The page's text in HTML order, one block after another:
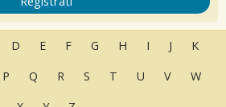
D E F G H I J
K
P Q R S T U V
W